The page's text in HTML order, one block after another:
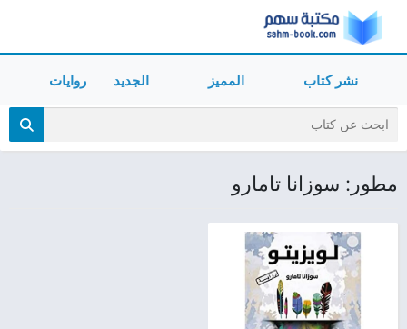
نشر كتاب المميز الجديد روايات
مطور: سوزانا تامارو